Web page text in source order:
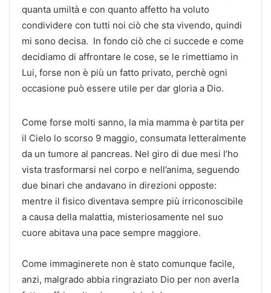
quanta umiltà e con quanto affetto ha voluto
condividere con tutti noi ciò che sta vivendo, quindi
mi sono decisa. In fondo ciò che ci succede e come
decidiamo di affrontare le cose, se le rimettiamo in
Lui, forse non è più un fatto privato, perchè ogni
occasione può essere utile per dar gloria a Dio.
Come forse molti sanno, la mia mamma è partita per
il Cielo lo scorso 9 maggio, consumata letteralmente
da un tumore al pancreas. Nel giro di due mesi l’ho
vista trasformarsi nel corpo e nell’anima, seguendo
due binari che andavano in direzioni opposte:
mentre il fisico diventava sempre più irriconoscibile
a causa della malattia, misteriosamente nel suo
cuore abitava una pace sempre maggiore.
Come immaginerete non è stato comunque facile,
anzi, malgrado abbia ringraziato Dio per non averla